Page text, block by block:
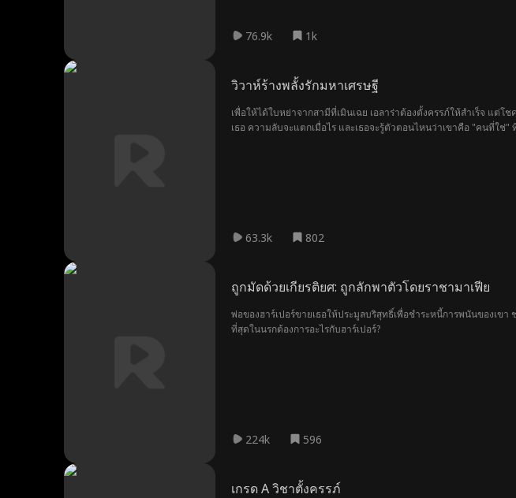
76.9k 1k
วิวาห์ร้างพลั้งรักมหาเศรษฐี
เพื่อให้ได้ใบหย่าจากสามีที่เมินเฉย เอลาร่าต้องตั้งครรภ์ให้สำเร็จ แ
เธอ ความลับจะแตกเมื่อไร และเธอจะรู้ตัวตอนไหนว่าเขาคือ "คนที่ใช่
63.3k 802
ถูกมัดด้วยเกียรติยศ: ถูกลักพาตัวโดยราชามาเฟีย
พ่อของฮาร์เปอร์ขายเธอให้ประมูลบริสุทธิ์เพื่อชำระหนี้การพนันของเข
ที่สุดในนรกต้องการอะไรกับฮาร์เปอร์?
224k 596
เกรด A วิชาตั้งครรภ์